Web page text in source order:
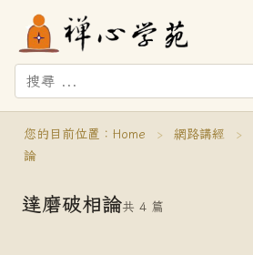
您的目前位置： Home › 網路講經 ›
論
達磨破相論共 4 篇